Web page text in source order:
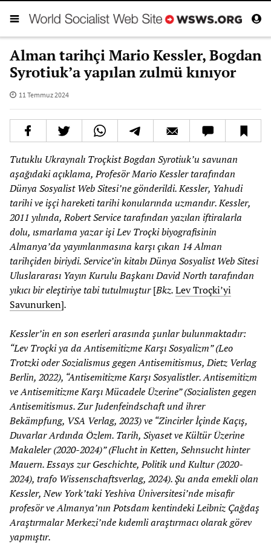
Alman tarihçi Mario Kessler, Bogdan
Syrotiuk’a yapılan zulmü kınıyor
11 Temmuz 2024
Tutuklu Ukraynalı Troçkist Bogdan Syrotiuk’u savunan
aşağıdaki açıklama, Profesör Mario Kessler tarafından
Dünya Sosyalist Web Sitesi’ne gönderildi. Kessler, Yahudi
tarihi ve işçi hareketi tarihi konularında uzmandır. Kessler,
2011 yılında, Robert Service tarafından yazılan iftiralarla
dolu, ısmarlama yazar işi Lev Troçki biyografisinin
Almanya’da yayımlanmasına karşı çıkan 14 Alman
tarihçiden biriydi. Service’in kitabı Dünya Sosyalist Web Sitesi
Uluslararası Yayın Kurulu Başkanı David North tarafından
yıkıcı bir eleştiriye tabi tutulmuştur[Bkz.Lev Troçki’yi
Savunurken].
Kessler’in en son eserleri arasında şunlar bulunmaktadır:
“Lev Troçki ya da Antisemitizme Karşı Sosyalizm” (Leo
Trotzki oder Sozialismus gegen Antisemitismus, Dietz Verlag
Berlin, 2022), “Antisemitizme Karşı Sosyalistler. Antisemitizm
ve Antisemitizme Karşı Mücadele Üzerine” (Sozialisten gegen
Antisemitismus. Zur Judenfeindschaft und ihrer
Bekämpfung, VSA Verlag, 2023) ve “Zincirler İçinde Kaçış,
Duvarlar Ardında Özlem. Tarih, Siyaset ve Kültür Üzerine
Makaleler (2020-2024)” (Flucht in Ketten, Sehnsucht hinter
Mauern. Essays zur Geschichte, Politik und Kultur (2020-
2024), trafo Wissenschaftsverlag, 2024). Şu anda emekli olan
Kessler, New York’taki Yeshiva Üniversitesi’nde misafir
profesör ve Almanya’nın Potsdam kentindeki Leibniz Çağdaş
Araştırmalar Merkezi’nde kıdemli araştırmacı olarak görev
yapmıştır.